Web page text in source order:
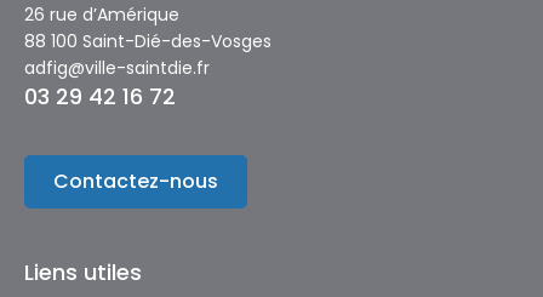
26 rue d’Amérique
88 100 Saint-Dié-des-Vosges
adfig@ville-saintdie.fr
03 29 42 16 72
Contactez-nous
Liens utiles